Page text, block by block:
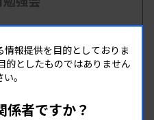
（日）
報提供を目的としておりま
的としたものではありません
。
係者ですか？